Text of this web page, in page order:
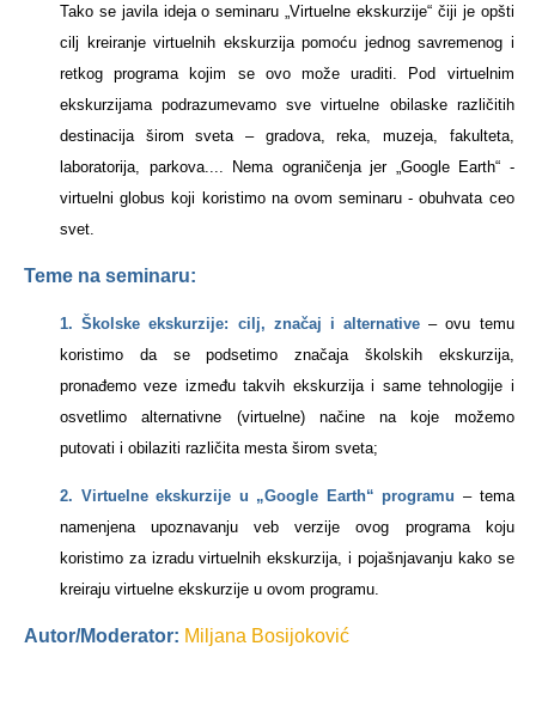
Tako se javila ideja o seminaru „Virtuelne ekskurzije“ čiji je opšti
cilj kreiranje virtuelnih ekskurzija pomoću jednog savremenog i
retkog programa kojim se ovo može uraditi. Pod virtuelnim
ekskurzijama podrazumevamo sve virtuelne obilaske različitih
destinacija širom sveta – gradova, reka, muzeja, fakulteta,
laboratorija, parkova.... Nema ograničenja jer „Google Earth“ -
virtuelni globus koji koristimo na ovom seminaru - obuhvata ceo
svet.
Teme na seminaru:
1. Školske ekskurzije: cilj, značaj i alternative–ovu temu
koristimo da se podsetimo značaja školskih ekskurzija,
pronađemo veze između takvih ekskurzija i same tehnologije i
osvetlimo alternativne (virtuelne) načine na koje možemo
putovati i obilaziti različita mesta širom sveta;
2. Virtuelne ekskurzije u „Google Earth“ programu – tema
namenjena upoznavanju veb verzije ovog programa koju
koristimo za izradu virtuelnih ekskurzija, i pojašnjavanju kako se
kreiraju virtuelne ekskurzije u ovom programu.
Autor/Moderator: Miljana Bosijoković